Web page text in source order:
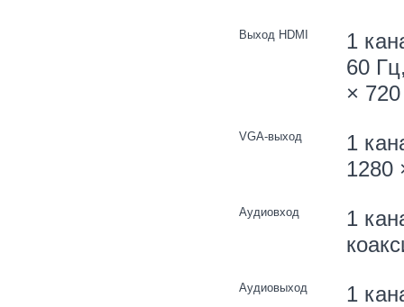
Выход HDMI
1
60
×
VGA-выход
1
1280
Аудиовход
1
Аудиовыход 1